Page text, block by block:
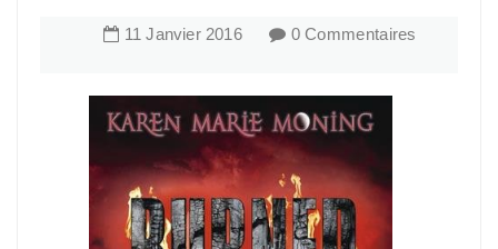
11 Janvier 2016 0 Commentaires